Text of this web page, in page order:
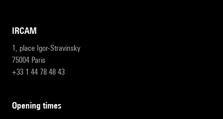
IRCAM
1, place Igor-Stravinsky
75004 Paris
+33 1 44 78 48 43
opening times